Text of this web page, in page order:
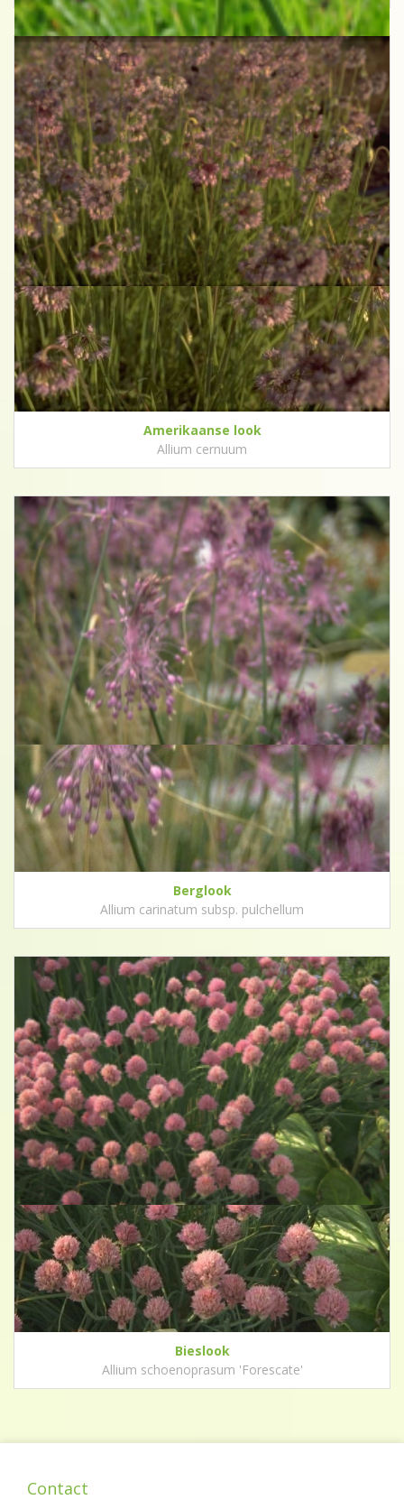
Amerikaanse look
Allium cernuum
Berglook
Allium carinatum subsp. pulchellum
Bieslook
Allium schoenoprasum 'Forescate'
Contact